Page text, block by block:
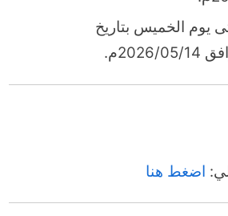
يوم الخميس بتاريخ
اضغط هنا